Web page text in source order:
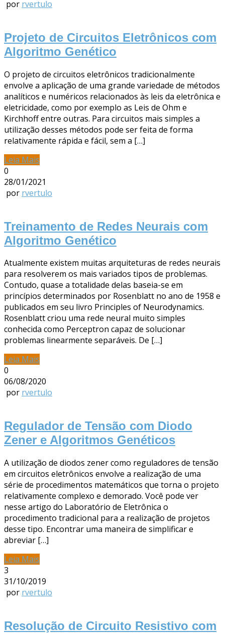
por rvertulo
Projeto de Circuitos Eletrônicos com
Algoritmo Genético
O projeto de circuitos eletrônicos tradicionalmente
envolve a aplicação de uma grande variedade de métodos
analíticos e numéricos relacionados às leis da eletrônica e
eletricidade, como por exemplo as Leis de Ohm e
Kirchhoff entre outras. Para circuitos mais simples a
utilização desses métodos pode ser feita de forma
relativamente rápida e fácil, sem a […]
Leia Mais
0
28/01/2021
por rvertulo
Treinamento de Redes Neurais com
Algoritmo Genético
Atualmente existem muitas arquiteturas de redes neurais
para resolverem os mais variados tipos de problemas.
Contudo, quase a totalidade delas baseia-se em
princípios determinados por Rosenblatt no ano de 1958 e
publicados em seu livro Principles of Neurodynamics.
Rosenblatt criou uma rede neural muito simples
conhecida como Perceptron capaz de solucionar
problemas linearmente separáveis. De […]
Leia Mais
0
06/08/2020
por rvertulo
Regulador de Tensão com Diodo
Zener e Algoritmos Genéticos
A utilização de diodos zener como reguladores de tensão
em circuitos eletrônicos envolve a realização de uma
série de procedimentos matemáticos que torna o projeto
relativamente complexo e demorado. Você pode ver
nesse artigo do Laboratório de Eletrônica o
procedimento tradicional para a realização de projetos
desse tipo. Encontrar uma maneira de simplificar e
abreviar […]
Leia Mais
3
31/10/2019
por rvertulo
Resolução de Circuito Resistivo com